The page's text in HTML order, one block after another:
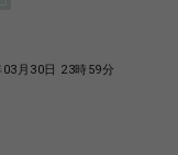
月30日 23時59分